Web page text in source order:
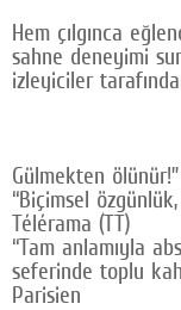
Hem çılgınca
sahne deneyimi
izleyiciler
Gülmekten
“Biçimsel
Télérama (TT)
“Tam anlamıyla
seferinde toplu
Parisien